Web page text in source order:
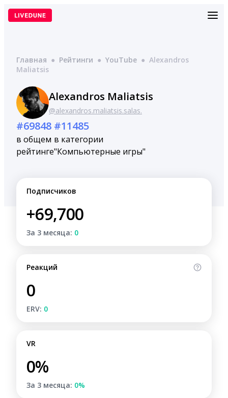
Перейти
Главная ● Рейтинги ● YouTube ● Alexandros
Maliatsis
Alexandros Maliatsis
@alexandros.maliatsis.salas.
#69848
в общем
рейтинге
#11485
в категории
"Компьютерные игры"
Подписчиков
+69,700
За 3 месяца: 0
Реакций
0
ERV: 0
VR
0%
За 3 месяца: 0%